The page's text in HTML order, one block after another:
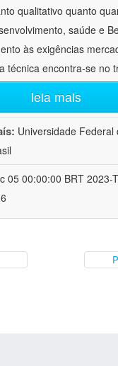
qualitativo quanto
saúde e
às exigências
técnica encontra-se no
leia mais
Universidade Federal
05 00:00:00 BRT 2023-